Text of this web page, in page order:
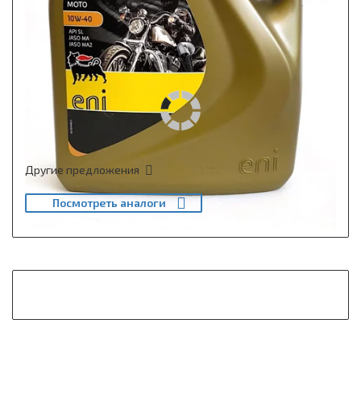
Другие предложения
Посмотреть аналоги